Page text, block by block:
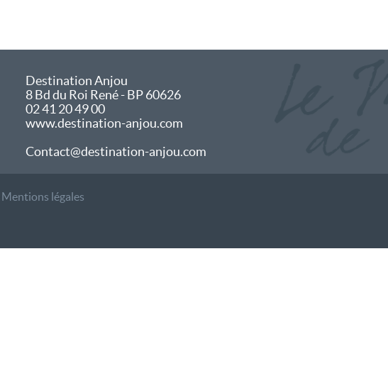
Destination Anjou
8 Bd du Roi René - BP 60626
02 41 20 49 00
www.destination-anjou.com
Contact@destination-anjou.com
Mentions légales